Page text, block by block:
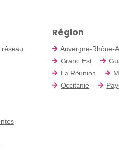
réseau
Région
Auvergne-Rhône-
Grand Est
La Réunion
Occitanie